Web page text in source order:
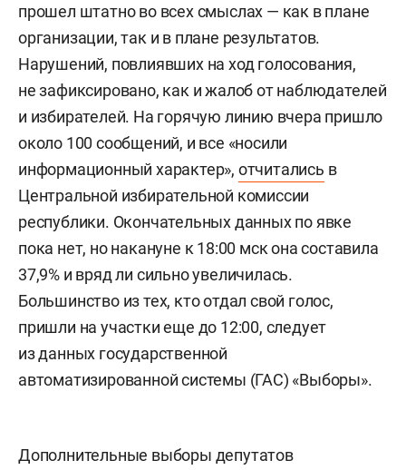
прошел штатно во всех смыслах — как в плане
организации, так и в плане результатов.
Нарушений, повлиявших на ход голосования,
не зафиксировано, как и жалоб от наблюдателей
и избирателей. На горячую линию вчера пришло
около 100 сообщений, и все «носили
информационный характер», отчитались в
Центральной избирательной комиссии
республики. Окончательных данных по явке
пока нет, но накануне к 18:00 мск она составила
37,9% и вряд ли сильно увеличилась.
Большинство из тех, кто отдал свой голос,
пришли на участки еще до 12:00, следует
из данных государственной
автоматизированной системы (ГАС) «Выборы».
Дополнительные выборы депутатов